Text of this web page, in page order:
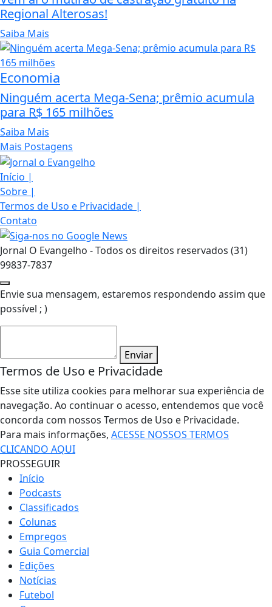
Regional Alterosas!
Saiba Mais
Economia
Ninguém acerta Mega-Sena; prêmio acumula
para R$ 165 milhões
Saiba Mais
Mais Postagens
Início |
Sobre |
Termos de Uso e Privacidade |
Contato
Jornal O Evangelho - Todos os direitos reservados (31)
99837-7837
Envie sua mensagem, estaremos respondendo assim que
possível ; )
Enviar
Termos de Uso e Privacidade
Esse site utiliza cookies para melhorar sua experiência de
navegação. Ao continuar o acesso, entendemos que você
concorda com nossos Termos de Uso e Privacidade.
Para mais informações, ACESSE NOSSOS TERMOS
CLICANDO AQUI
PROSSEGUIR
Início
Podcasts
Classificados
Colunas
Empregos
Guia Comercial
Edições
Notícias
Futebol